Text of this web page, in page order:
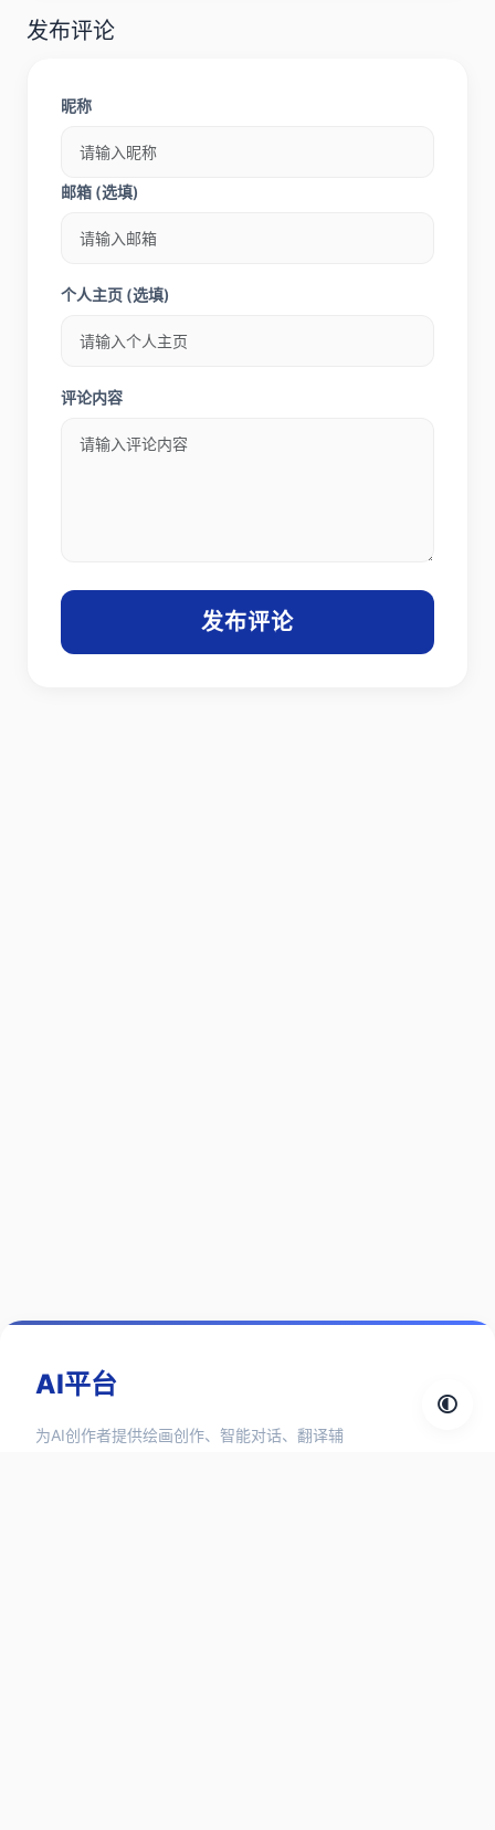
发布评论
昵称
邮箱 (选填)
个人主页 (选填)
评论内容
发布评论
AI平台
为AI创作者提供绘画创作、智能对话、翻译辅